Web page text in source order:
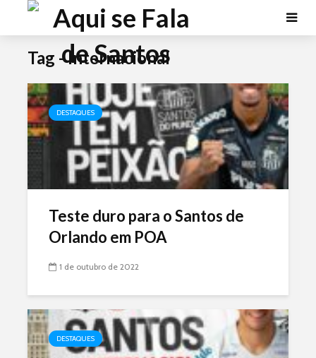
Tag - Internacional
DESTAQUES
Teste duro para o Santos de
Orlando em POA
1 de outubro de 2022
DESTAQUES